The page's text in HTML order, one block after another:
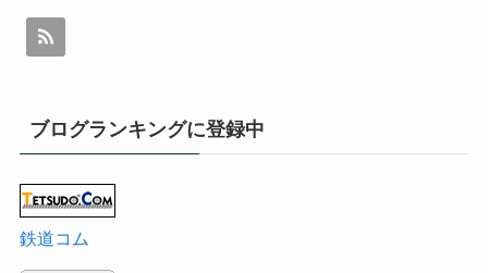
ブログランキングに登録中
鉄道コム